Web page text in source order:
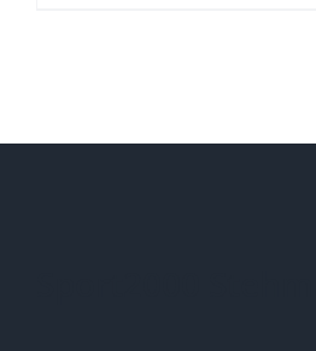
optie